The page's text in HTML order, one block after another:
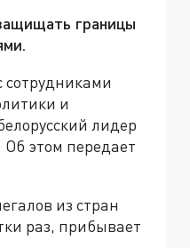
границы
и
лидер
этом передает
из стран
раз, прибывает